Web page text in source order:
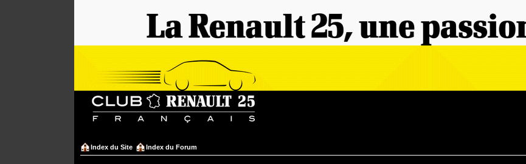
Index du Site Index du Forum